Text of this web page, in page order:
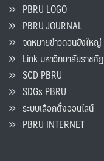
PBRU LOGO
PBRU JOURNAL
จดหมายข่าวดอนขังใหญ่
Link มหาวิทยาลัยราชภัฏ
SCD PBRU
SDGs PBRU
ระบบเลือกตั้งออนไลน์
PBRU INTERNET